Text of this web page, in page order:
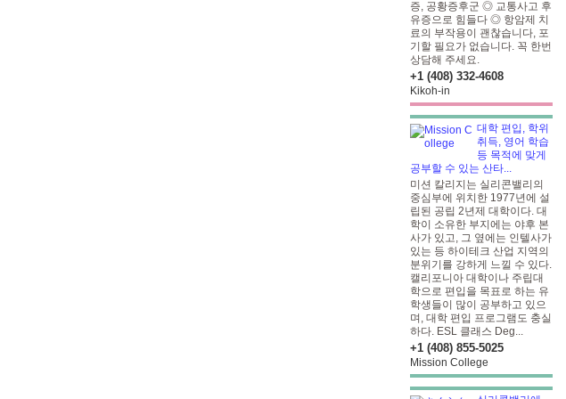
증, 공황증후군 ◎ 교통사고 후
유증으로 힘들다 ◎ 항암제 치
료의 부작용이 괜찮습니다, 포
기할 필요가 없습니다. 꼭 한번
상담해 주세요.
+1 (408) 332-4608
Kikoh-in
대학 편입, 학위
취득, 영어 학습
등 목적에 맞게
공부할 수 있는 산타...
미션 칼리지는 실리콘밸리의
중심부에 위치한 1977년에 설
립된 공립 2년제 대학이다. 대
학이 소유한 부지에는 야후 본
사가 있고, 그 옆에는 인텔사가
있는 등 하이테크 산업 지역의
분위기를 강하게 느낄 수 있다.
캘리포니아 대학이나 주립대
학으로 편입을 목표로 하는 유
학생들이 많이 공부하고 있으
며, 대학 편입 프로그램도 충실
하다. ESL 클래스 Deg...
+1 (408) 855-5025
Mission College